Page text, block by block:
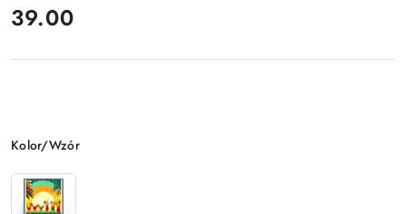
cena:
39.00
Wariant
Kolor/Wzór